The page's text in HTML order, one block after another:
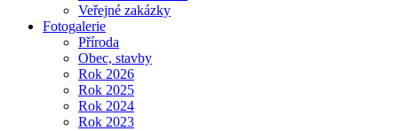
Veřejné zakázky
Fotogalerie
Příroda
Obec, stavby
Rok 2026
Rok 2025
Rok 2024
Rok 2023